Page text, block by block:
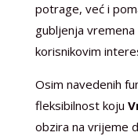
potrage, već i
gubljenja vremena
korisnikovim
Osim navedenih
fleksibilnost koju
obzira na vrijeme